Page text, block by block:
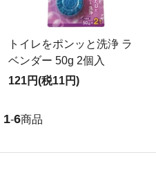
トイレをポンッと洗浄 ラ
ベンダー 50g 2個入
121円(税11円)
1-6商品